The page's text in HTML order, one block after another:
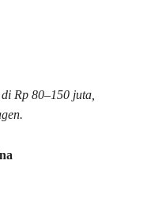
Rp 80–150 juta,